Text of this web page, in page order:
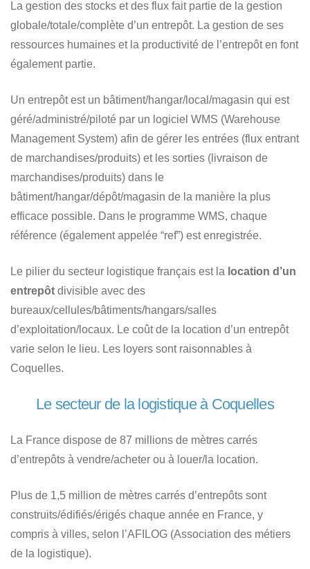
La gestion des stocks et des flux fait partie de la gestion
globale/totale/complète d’un entrepôt. La gestion de ses
ressources humaines et la productivité de l’entrepôt en font
également partie.
Un entrepôt est un bâtiment/hangar/local/magasin qui est
géré/administré/piloté par un logiciel WMS (Warehouse
Management System) afin de gérer les entrées (flux entrant
de marchandises/produits) et les sorties (livraison de
marchandises/produits) dans le
bâtiment/hangar/dépôt/magasin de la manière la plus
efficace possible. Dans le programme WMS, chaque
référence (également appelée “ref”) est enregistrée.
Le pilier du secteur logistique français est la location d’un
entrepôt divisible avec des
bureaux/cellules/bâtiments/hangars/salles
d’exploitation/locaux. Le coût de la location d’un entrepôt
varie selon le lieu. Les loyers sont raisonnables à
Coquelles.
Le secteur de la logistique à Coquelles
La France dispose de 87 millions de mètres carrés
d’entrepôts à vendre/acheter ou à louer/la location.
Plus de 1,5 million de mètres carrés d’entrepôts sont
construits/édifiés/érigés chaque année en France, y
compris à villes, selon l’AFILOG (Association des métiers
de la logistique).